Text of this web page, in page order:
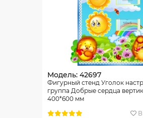
Модель: 42697
Фигурный стенд Уголок
группа Добрые сердца
400*600 мм